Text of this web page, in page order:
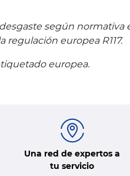
según normativa
europea R117.
europea.
Una red de expertos a
tu servicio